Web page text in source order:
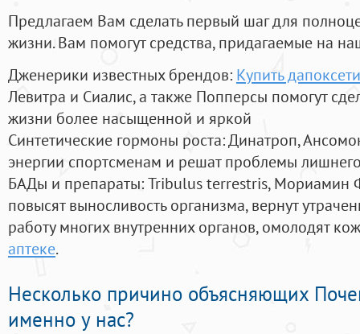
Предлагаем Вам сделать первый шаг для
жизни. Вам помогут средства, придагаемые на
Дженерики известных брендов: Купить
Левитра и Сиалис, а также Попперсы помогут
жизни более насыщенной и яркой
Синтетические гормоны роста: Динатроп,
энергии спортсменам и решат проблемы
БАДы и препараты:Tribulus terrestris, Мориамин
повысят выносливость организма, вернут
работу многих внутренних органов, омолодят
аптеке.
Несколько причино объясняющих
именно у нас?